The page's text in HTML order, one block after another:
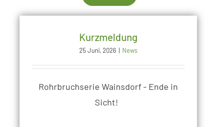
Kurzmeldung
25 Juni, 2026 | News
Rohrbruchserie Wainsdorf - Ende in
Sicht!